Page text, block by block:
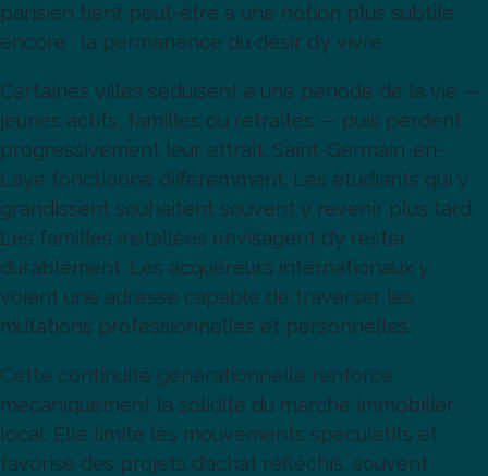
parisien tient peut-être à une notion plus subtile
encore : la permanence du désir d’y vivre.
Certaines villes séduisent à une période de la vie —
jeunes actifs, familles ou retraités — puis perdent
progressivement leur attrait. Saint-Germain-en-
Laye fonctionne différemment. Les étudiants qui y
grandissent souhaitent souvent y revenir plus tard.
Les familles installées envisagent d’y rester
durablement. Les acquéreurs internationaux y
voient une adresse capable de traverser les
mutations professionnelles et personnelles.
Cette continuité générationnelle renforce
mécaniquement la solidité du marché immobilier
local. Elle limite les mouvements spéculatifs et
favorise des projets d’achat réfléchis, souvent